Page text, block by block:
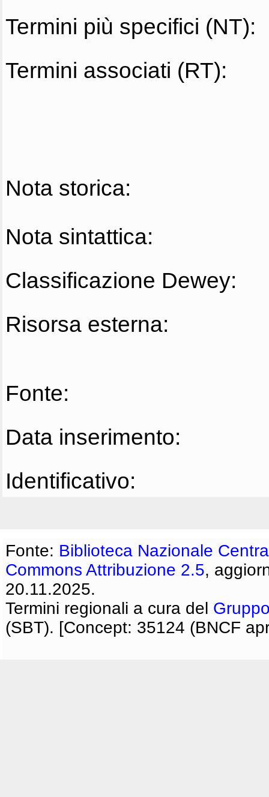
Termini più specifici (NT):
Termini associati (RT):
Nota storica:
Nota sintattica:
Classificazione Dewey:
Risorsa esterna:
Fonte:
Data inserimento:
Identificativo:
Fonte: Biblioteca Nazionale
Commons Attribuzione 2.5,
20.11.2025.
Termini regionali a cura del
(SBT). [Concept: 35124 (BNCF